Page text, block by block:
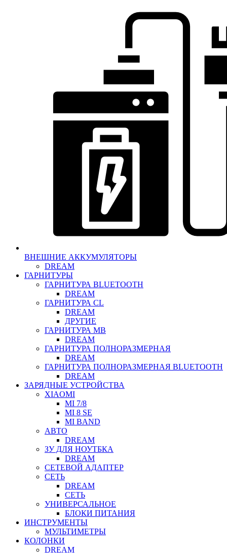
ВНЕШНИЕ АККУМУЛЯТОРЫ
DREAM
ГАРНИТУРЫ
ГАРНИТУРА BLUETOOTH
DREAM
ГАРНИТУРА CL
DREAM
ДРУГИЕ
ГАРНИТУРА MB
DREAM
ГАРНИТУРА ПОЛНОРАЗМЕРНАЯ
DREAM
ГАРНИТУРА ПОЛНОРАЗМЕРНАЯ BLUETOOTH
DREAM
ЗАРЯДНЫЕ УСТРОЙСТВА
XIAOMI
MI 7/8
MI 8 SE
MI BAND
АВТО
DREAM
ЗУ ДЛЯ НОУТБКА
DREAM
СЕТЕВОЙ АДАПТЕР
СЕТЬ
DREAM
СЕТЬ
УНИВЕРСАЛЬНОЕ
БЛОКИ ПИТАНИЯ
ИНСТРУМЕНТЫ
МУЛЬТИМЕТРЫ
КОЛОНКИ
DREAM